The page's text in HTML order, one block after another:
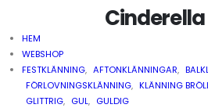
Cinderella
HEM
WEBSHOP
FESTKLÄNNING, AFTONKLÄNNINGAR,
FÖRLOVNINGSKLÄNNING, KLÄNNING
GLITTRIG, GUL, GULDIG